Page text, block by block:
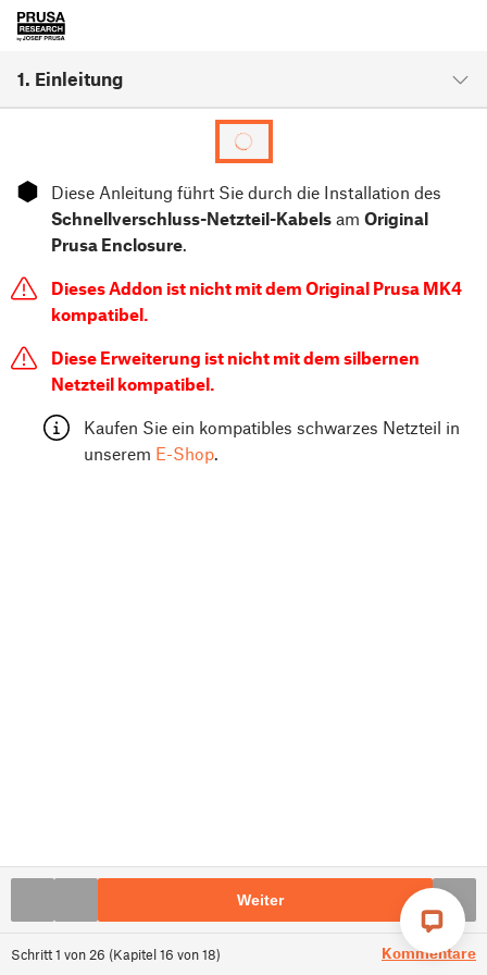
1. Einleitung
Schritt1 von 26 (Kapitel16 von18) Kommentare
⬢
Diese Anleitung führt Sie durch die Installation des
Schnellverschluss-Netzteil-Kabels am Original
Prusa Enclosure.
Dieses Addon ist nicht mit dem Original Prusa MK4
kompatibel.
Diese Erweiterung ist nicht mit dem silbernen
Netzteil kompatibel.
Kaufen Sie ein kompatibles schwarzes Netzteil in
unserem E-Shop.
Weiter